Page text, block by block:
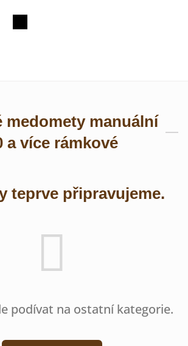
Nákupní
medomety manuální
a více rámkové
teprve připravujeme.
podívat na ostatní kategorie.